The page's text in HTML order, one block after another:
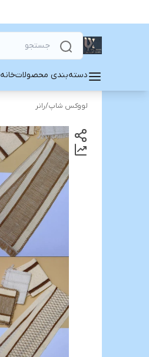
دسته‌بندی محصولاتخانه
لووکس شاپ/رانر